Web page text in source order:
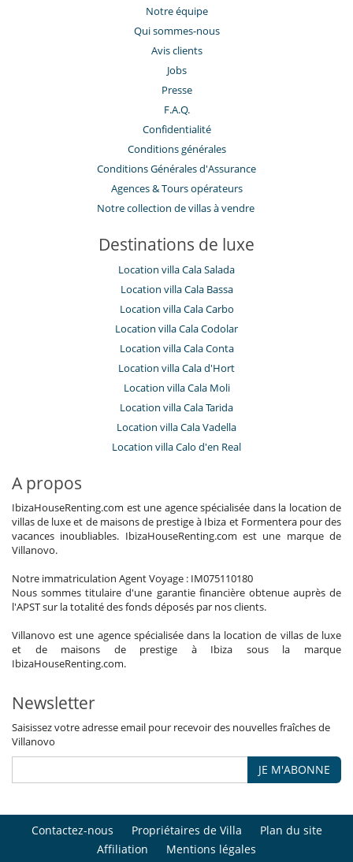
Notre équipe
Qui sommes-nous
Avis clients
Jobs
Presse
F.A.Q.
Confidentialité
Conditions générales
Conditions Générales d'Assurance
​Agences & Tours opérateurs
Notre collection de villas à vendre
Destinations de luxe
Location villa Cala Salada
Location villa Cala Bassa
Location villa Cala Carbo
Location villa Cala Codolar
Location villa Cala Conta
Location villa Cala d'Hort
Location villa Cala Moli
Location villa Cala Tarida
Location villa Cala Vadella
Location villa Calo d'en Real
A propos
IbizaHouseRenting.com est une agence spécialisée dans la location de
villas de luxe et de maisons de prestige à Ibiza et Formentera pour des
vacances inoubliables. IbizaHouseRenting.com est une marque de
Villanovo.
Notre immatriculation Agent Voyage : IM075110180
Nous sommes titulaire d'une garantie financière obtenue auprès de
l'APST sur la totalité des fonds déposés par nos clients.
Villanovo est une agence spécialisée dans la location de villas de luxe
et de maisons de prestige à Ibiza sous la marque
IbizaHouseRenting.com.
Newsletter
Saisissez votre adresse email pour recevoir des nouvelles fraîches de
Villanovo
JE M'ABONNE
Contactez-nous Propriétaires de Villa
Plan du site
Affiliation
Mentions légales